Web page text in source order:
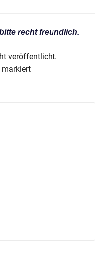
recht freundlich.
veröffentlicht.
markiert